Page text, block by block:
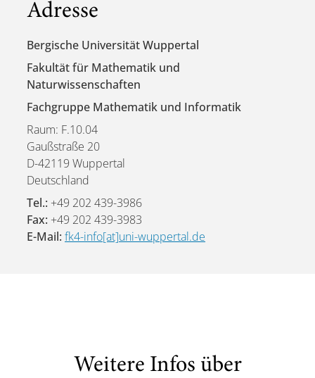
Adresse
Bergische Universität Wuppertal
Fakultät für Mathematik und
Naturwissenschaften
Fachgruppe Mathematik und Informatik
Raum: F.10.04
Gaußstraße 20
D-42119 Wuppertal
Deutschland
Tel.: +49 202 439-3986
Fax: +49 202 439-3983
E-Mail: fk4-info[at]uni-wuppertal.de
Weitere Infos über